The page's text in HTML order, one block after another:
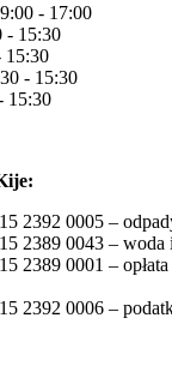
- 17:00
15:30
15:30
- 15:30
15:30
2392 0005 –
2389 0043 – woda
2389 0001 –
2392 0006 –